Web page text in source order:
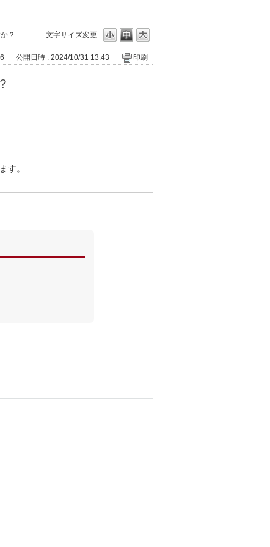
文字サイズ変更
？
公開日時 : 2024/10/31 13:43 印刷
す。